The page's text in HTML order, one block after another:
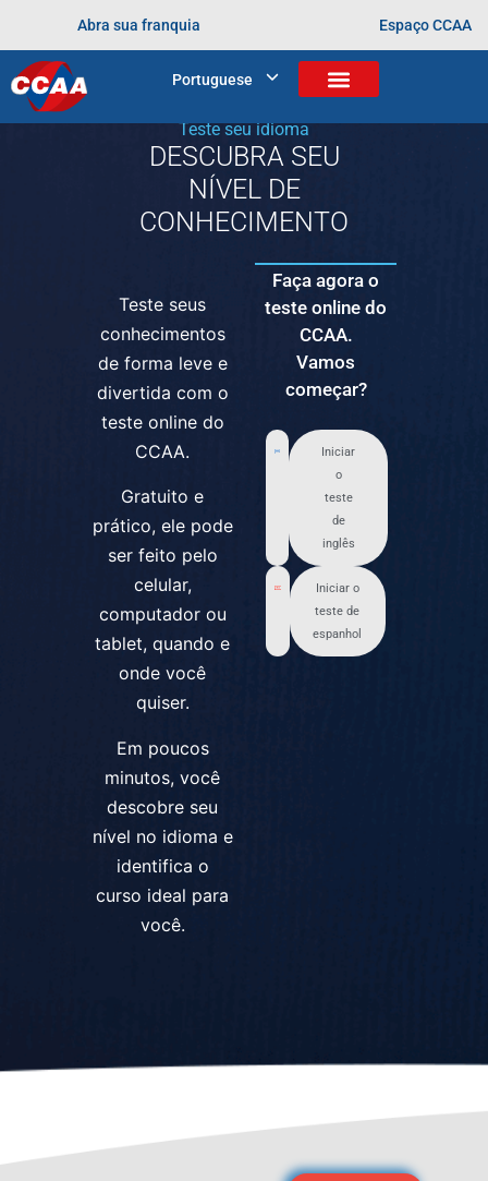
Abra sua franquia Espaço CCAA
Portuguese
Marcadoaprendendo desde cedo
metodologia oportunidade profissional
Teste seu idioma
DESCUBRA SEU
NÍVEL DE
CONHECIMENTO
Teste seus
conhecimentos
de forma leve e
divertida com o
teste online do
CCAA.
Gratuito e
prático, ele pode
ser feito pelo
celular,
computador ou
tablet, quando e
onde você
quiser.
Em poucos
minutos, você
descobre seu
nível no idioma e
identifica o
curso ideal para
você.
Faça agora o
teste online do
CCAA.
Vamos
começar?
Iniciar
o
teste
de
inglês
Iniciar o
teste de
espanhol